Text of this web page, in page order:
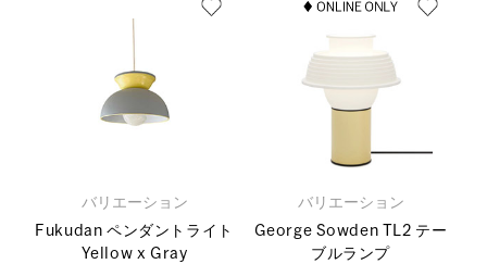
バリエーション
Fukudan ペンダントライト
Yellow x Gray
バリエーション
George Sowden TL2 テー
ブルランプ